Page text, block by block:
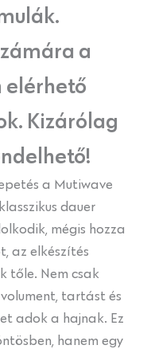
a
elérhető
Kizárólag
a Mutiwave
dauer
mégis hozza
az elkészítés
tőle. Nem csak
tartást és
adok a hajnak. Ez
hanem egy